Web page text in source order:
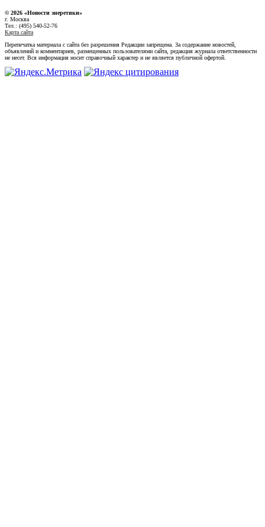
© 2026 «Новости энеретики»
г. Москва
Тел.: (495) 540-52-76
Карта сайта
Перепечатка материала с сайта без разрешения Редакции запрещена. За содержание новостей,
объявлений и комментариев, размещенных пользователями сайта, редакция журнала ответственности
не несет. Вся информация носит справочный характер и не является публичной офертой.